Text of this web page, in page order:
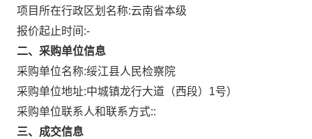
项目所在行政区划名称:云南省本级
报价起止时间:-
二、采购单位信息
采购单位名称:绥江县人民检察院
采购单位地址:中城镇龙行大道（西段）1号）
采购单位联系人和联系方式::
三、成交信息